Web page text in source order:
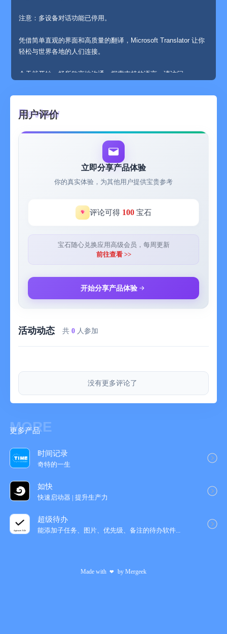
注意：多设备对话功能已停用。
凭借简单直观的界面和高质量的翻译，Microsoft Translator 让你
轻松与世界各地的人们连接。
今天就开始，畅所欲言地沟通。探索支持的语言，请访问
用户评价
立即分享产品体验
你的真实体验，为其他用户提供宝贵参考
评论可得 100 宝石
宝石随心兑换应用高级会员，每周更新
前往查看 >>
开始分享产品体验
活动动态 共 0 人参加
没有更多评论了
MORE
更多产品
时间记录
奇特的一生
如快
快速启动器 | 提升生产力
超级待办
能添加子任务、图片、优先级、备注的待办软‪件...
Made with ❤ by Mergeek